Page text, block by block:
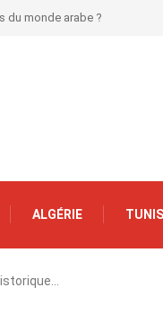
du monde arabe ?
ALGÉRIE